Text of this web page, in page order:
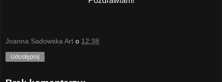
Joanna Sadowska Art o 12:38
Udostępnij